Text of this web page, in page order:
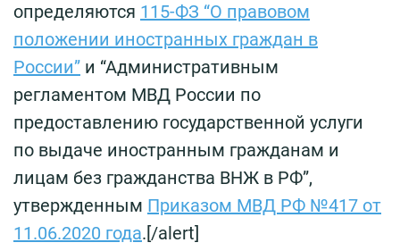
определяются 115-ФЗ “О правовом
положении иностранных граждан в
России” и “Административным
регламентом МВД России по
предоставлению государственной услуги
по выдаче иностранным гражданам и
лицам без гражданства ВНЖ в РФ”,
утвержденным Приказом МВД РФ №417 от
11.06.2020 года.[/alert]